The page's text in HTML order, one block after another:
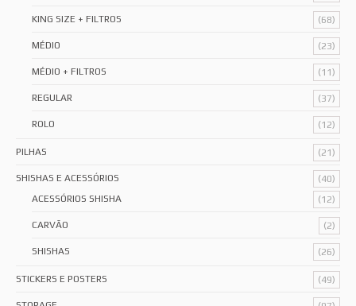
KING SIZE + FILTROS (68)
MÉDIO (23)
MÉDIO + FILTROS (11)
REGULAR (37)
ROLO (12)
PILHAS (21)
SHISHAS E ACESSÓRIOS
(40)
ACESSÓRIOS SHISHA
(12)
CARVÃO (2)
SHISHAS (26)
STICKERS E POSTERS (49)